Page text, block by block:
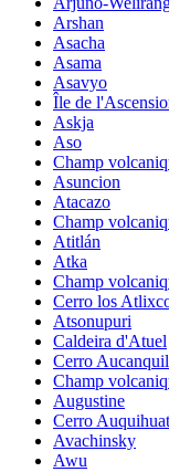
Arshan
Asacha
Asama
Asavyo
Île de
Askja
Aso
Champ
Asuncion
Atacazo
Champ
Atitlán
Atka
Champ
Cerro los
Atsonupuri
Caldeira d'Atuel
Cerro
Champ
Augustine
Cerro
Avachinsky
Awu